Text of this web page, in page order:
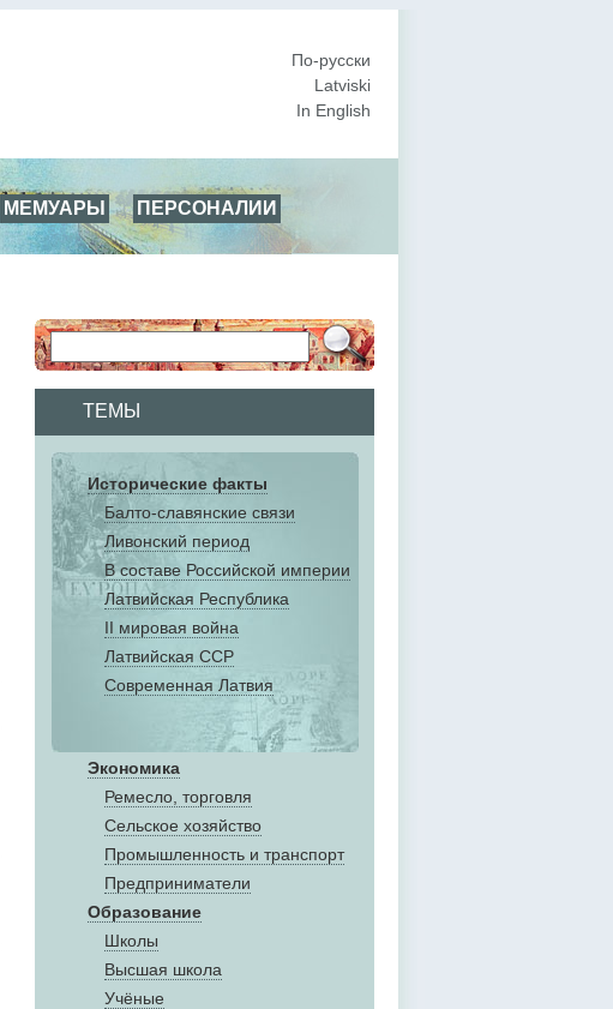
По-русски
Latviski
In English
МЕМУАРЫ
ПЕРСОНАЛИИ
ТЕМЫ
Исторические факты
Балто-славянские связи
Ливонский период
В составе Российской империи
Латвийская Республика
II мировая война
Латвийская ССР
Современная Латвия
Экономика
Ремесло, торговля
Сельское хозяйство
Промышленность и транспорт
Предприниматели
Образование
Школы
Высшая школа
Учёные